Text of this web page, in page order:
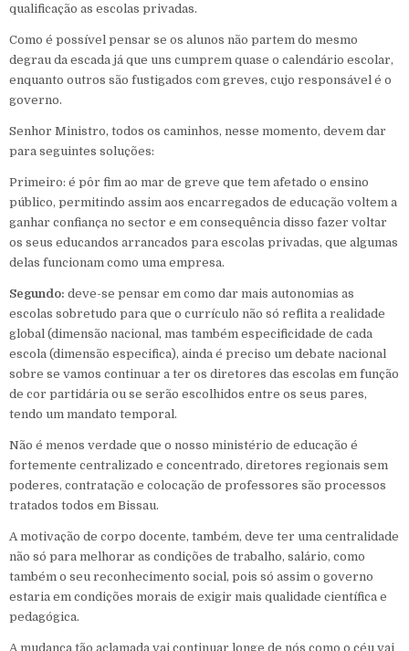
qualificação as escolas privadas.
Como é possível pensar se os alunos não partem do mesmo
degrau da escada já que uns cumprem quase o calendário escolar,
enquanto outros são fustigados com greves, cujo responsável é o
governo.
Senhor Ministro, todos os caminhos, nesse momento, devem dar
para seguintes soluções:
Primeiro: é pôr fim ao mar de greve que tem afetado o ensino
público, permitindo assim aos encarregados de educação voltem a
ganhar confiança no sector e em consequência disso fazer voltar
os seus educandos arrancados para escolas privadas, que algumas
delas funcionam como uma empresa.
Segundo: deve-se pensar em como dar mais autonomias as
escolas sobretudo para que o currículo não só reflita a realidade
global (dimensão nacional, mas também especificidade de cada
escola (dimensão especifica), ainda é preciso um debate nacional
sobre se vamos continuar a ter os diretores das escolas em função
de cor partidária ou se serão escolhidos entre os seus pares,
tendo um mandato temporal.
Não é menos verdade que o nosso ministério de educação é
fortemente centralizado e concentrado, diretores regionais sem
poderes, contratação e colocação de professores são processos
tratados todos em Bissau.
A motivação de corpo docente, também, deve ter uma centralidade
não só para melhorar as condições de trabalho, salário, como
também o seu reconhecimento social, pois só assim o governo
estaria em condições morais de exigir mais qualidade científica e
pedagógica.
A mudança tão aclamada vai continuar longe de nós como o céu vai